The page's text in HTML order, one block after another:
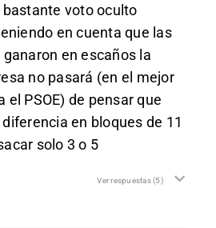
voto oculto
en cuenta que las
en escaños la
no pasará (en el mejor
el PSOE) de pensar que
en bloques de 11
solo 3 o 5
Ver respuestas(5)